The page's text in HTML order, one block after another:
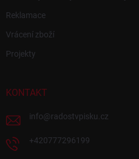
Reklamace
Vrácení zboží
Projekty
KONTAKT
info@radostvpisku.cz
+420777296199